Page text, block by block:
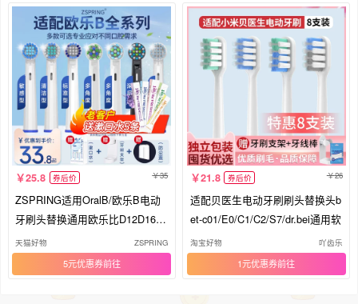
25.8 券后价 35
ZSPRING适用OralB/欧乐B电动
牙刷头替换通用欧乐比D12D1637
573709
天猫好物 ZSPRING
5元优惠券
21.8 券后价 26
适配贝医生电动牙刷刷头替换头b
et-c01/E0/C1/C2/S7/dr.bei通用软
淘宝好物 吖齿乐
1元优惠券